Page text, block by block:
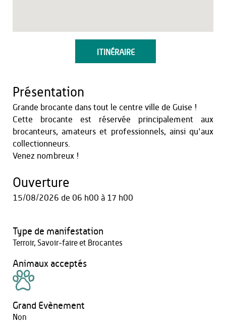
ITINÉRAIRE
Présentation
Grande brocante dans tout le centre ville de Guise !
Cette brocante est réservée principalement aux
brocanteurs, amateurs et professionnels, ainsi qu'aux
collectionneurs.
Venez nombreux !
Ouverture
15/08/2026 de 06 h00 à 17 h00
Type de manifestation
Terroir, Savoir-faire et Brocantes
Animaux acceptés
Grand Evènement
Non